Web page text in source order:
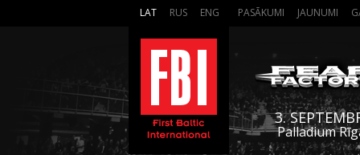
LAT RUS ENG PASĀKUMI JAUNUMI
3.
Palladium